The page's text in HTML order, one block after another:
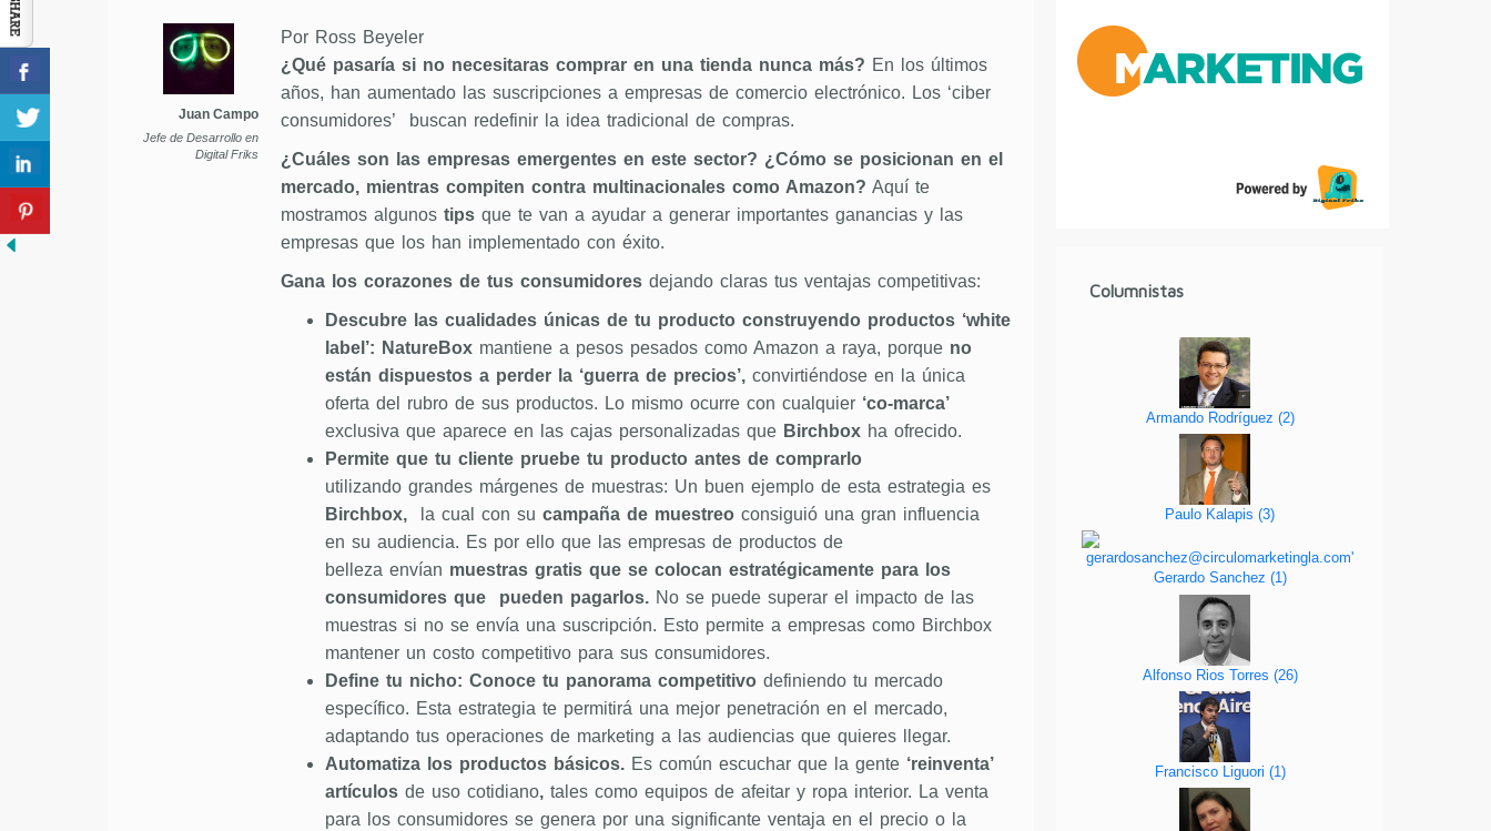
Juan Campo
Jefe de Desarrollo en
Digital Friks
Por Ross Beyeler
¿Qué pasaría si no necesitaras comprar en una tienda nunca más? En los últimos
años, han aumentado las suscripciones a empresas de comercio electrónico. Los ‘ciber
consumidores’ buscan redefinir la idea tradicional de compras.
¿Cuáles son las empresas emergentes en este sector? ¿Cómo se posicionan en el
mercado, mientras compiten contra multinacionales como Amazon? Aquí te
mostramos algunos tipsque te van a ayudar a generar importantes ganancias y las
empresas que los han implementado con éxito.
Gana los corazones de tus consumidores dejando claras tus ventajas competitivas:
Descubre las cualidades únicas de tu producto construyendo productos ‘white
label’: NatureBox mantiene a pesos pesados como Amazon a raya, porqueno
están dispuestos a perder la‘guerra de precios’, convirtiéndose en la única
oferta del rubro de sus productos. Lo mismo ocurre con cualquier ‘co-marca’
exclusiva que aparece en las cajas personalizadas que Birchboxha ofrecido.
Permite que tu cliente pruebe tu producto antes de comprarlo
utilizando grandes márgenes de muestras: Un buen ejemplo de esta estrategia es
Birchbox,la cual con su campaña de muestreoconsiguió una gran influencia
en su audiencia. Es por ello que las empresas de productos de
belleza envían muestras gratis que se colocan estratégicamente para los
consumidores que pueden pagarlos.No se puede superar el impacto de las
muestras si no se envía una suscripción. Esto permite a empresas como Birchbox
mantener un costo competitivo para sus consumidores.
Define tu nicho: Conoce tu panorama competitivodefiniendo tu mercado
específico. Esta estrategia te permitirá una mejor penetración en el mercado,
adaptando tus operaciones de marketing a las audiencias que quieres llegar.
Automatiza los productos básicos.Es común escuchar que la gente‘reinventa’
artículosde uso cotidiano,tales como equipos de afeitar y ropa interior. La venta
para los consumidores se genera por una significante ventaja en el precio o la
Columnistas
Armando Rodríguez (2)
Paulo Kalapis(3)
Gerardo Sanchez (1)
Alfonso Rios Torres (26)
Francisco Liguori (1 )